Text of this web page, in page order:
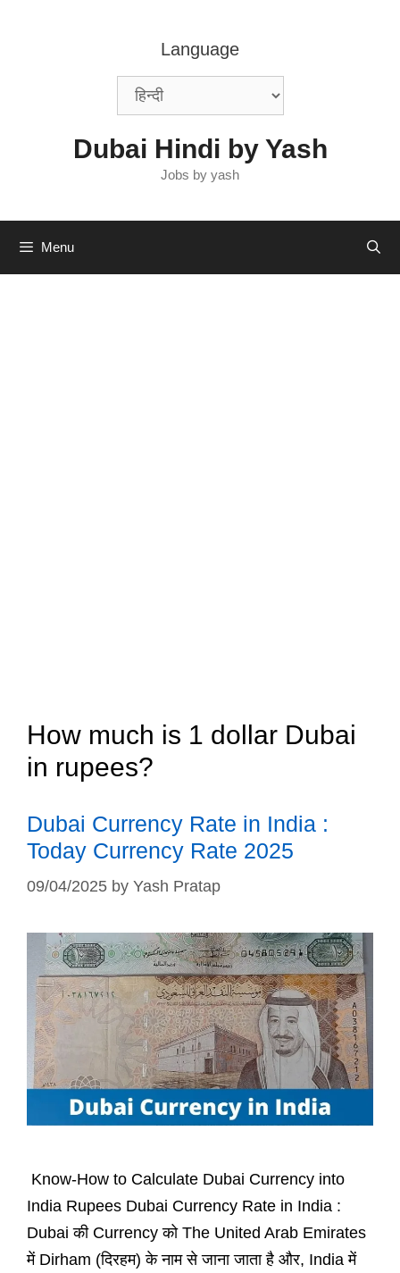
Language
Dubai Hindi by Yash
Jobs by yash
Menu
How much is 1 dollar Dubai
in rupees?
Dubai Currency Rate in India :
Today Currency Rate 2025
09/04/2025 by Yash Pratap
Know-How to Calculate Dubai Currency into
India Rupees Dubai Currency Rate in India :
Dubai की Currency को The United Arab Emirates
में Dirham (दिरहम) के नाम से जाना जाता है और, India में